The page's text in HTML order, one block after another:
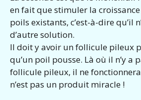
en fait que stimuler la croissance
poils existants, c’est-à-dire qu’il
d’autre solution.
Il doit y avoir un follicule pileux
qu’un poil pousse. Là où il n’y a
follicule pileux, il ne
n’est pas un produit miracle !